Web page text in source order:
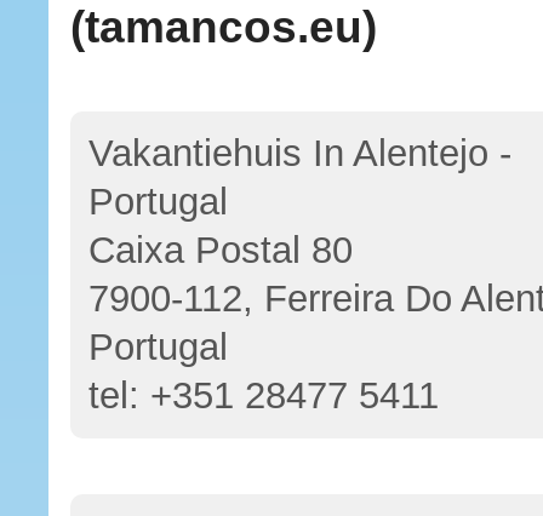
(tamancos.eu)
Vakantiehuis In Alentejo -
Portugal
Caixa Postal 80
7900-112, Ferreira Do
Portugal
tel: +351 28477 5411